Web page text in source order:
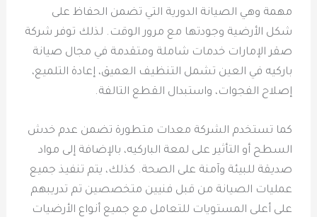
مهمة وهي الصيانة الدورية التي تضمن الحفاظ على
شكل الأرضية وجودتها مع مرور الوقت. لذلك توفر شركة
صقر الإمارات خدمات شاملة ومتقدمة في مجال صيانة
باركيه في العين تشمل التنظيف العميق، إعادة التلميع،
إصلاح الفجوات، واستبدال القطع التالفة.
كما تستخدم الشركة معدات متطورة تضمن عدم خدش
السطح أو التأثير على لمعة الباركيه، بالإضافة إلى مواد
صديقة للبيئة وآمنة على الصحة. كذلك، يتم تنفيذ جميع
عمليات الصيانة من قبل فنيين متخصصين تم تدريبهم
على أعلى المستويات للتعامل مع جميع أنواع الأرضيات